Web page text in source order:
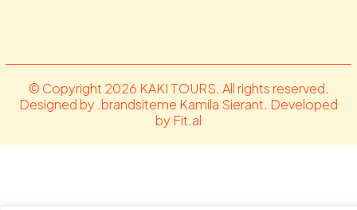
© Copyright 2026 KAKI TOURS. All rights reserved.
Designed by .brandsiteme Kamila Sierant. Developed
by Fit.al